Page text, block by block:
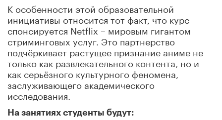
К особенности этой образовательной
инициативы относится тот факт, что курс
спонсируется Netflix – мировым гигантом
стриминговых услуг. Это партнерство
подчёркивает растущее признание аниме не
только как развлекательного контента, но и
как серьёзного культурного феномена,
заслуживающего академического
исследования.
На занятиях студенты будут: